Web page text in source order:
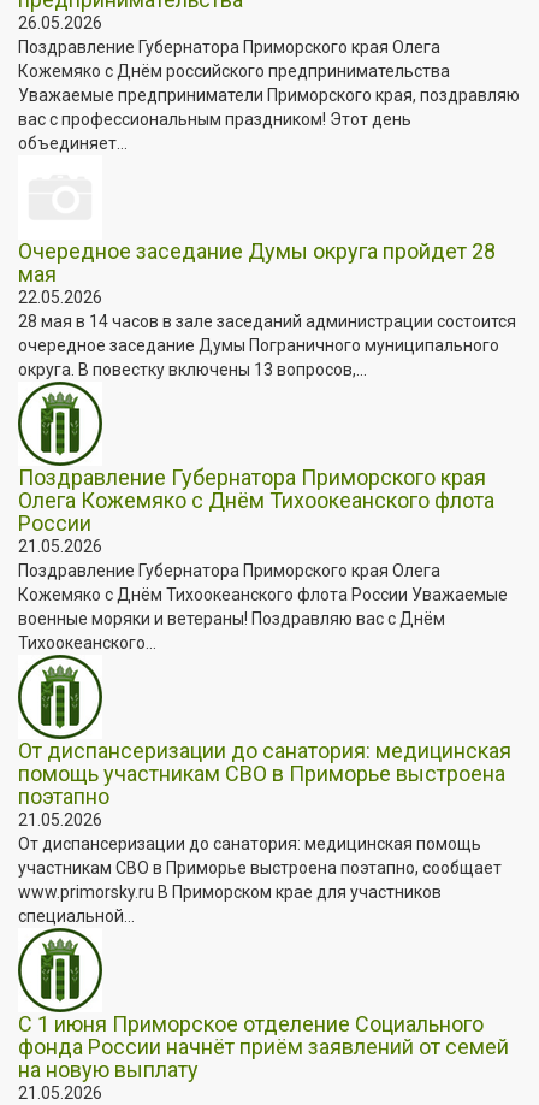
26.05.2026
Поздравление Губернатора Приморского края Олега
Кожемяко с Днём российского предпринимательства
Уважаемые предприниматели Приморского края, поздравляю
вас с профессиональным праздником! Этот день
объединяет...
Очередное заседание Думы округа пройдет 28
мая
22.05.2026
28 мая в 14 часов в зале заседаний администрации состоится
очередное заседание Думы Пограничного муниципального
округа. В повестку включены 13 вопросов,...
Поздравление Губернатора Приморского края
Олега Кожемяко с Днём Тихоокеанского флота
России
21.05.2026
Поздравление Губернатора Приморского края Олега
Кожемяко с Днём Тихоокеанского флота России Уважаемые
военные моряки и ветераны! Поздравляю вас с Днём
Тихоокеанского...
От диспансеризации до санатория: медицинская
помощь участникам СВО в Приморье выстроена
поэтапно
21.05.2026
От диспансеризации до санатория: медицинская помощь
участникам СВО в Приморье выстроена поэтапно, сообщает
www.primorsky.ru В Приморском крае для участников
специальной...
С 1 июня Приморское отделение Социального
фонда России начнёт приём заявлений от семей
на новую выплату
21.05.2026